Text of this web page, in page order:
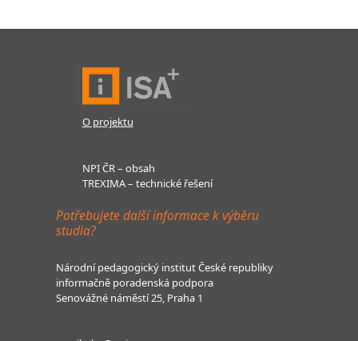
O projektu
NPI ČR – obsah
TREXIMA – technické řešení
Potřebujete další informace k výběru
studia?
Národní pedagogický institut České republiky
informačně poradenská podpora
Senovážné náměstí 25, Praha 1